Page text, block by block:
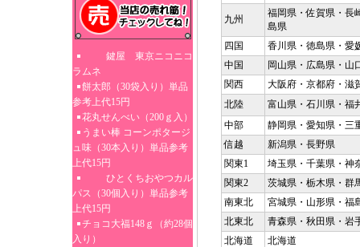
鍵屋 東京ニコニコ
ラムネ
餅太郎（30袋入り）単品
参考上代15円
花丸せんべい（200ｇ入）
うまい棒 コーンポタージ
ュ味（30本入り）単品参考
上代15円
ひとくちおやつカル
パス（30個入り）単品参考
上代15円
チョコ大福148ｇ（約28個
入り）
九州
福岡県・佐賀県・長
島県
四国
香川県・徳島県・愛
中国
岡山県・広島県・山
関西
大阪府・京都府・滋
北陸
富山県・石川県・福
中部
静岡県・愛知県・三
信越
新潟県・長野県
関東1
埼玉県・千葉県・神
関東2
茨城県・栃木県・群
南東北
宮城県・山形県・福
北東北
青森県・秋田県・岩
北海道
北海道